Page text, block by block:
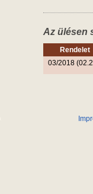
Az ülésen
Rendelet
03/2018